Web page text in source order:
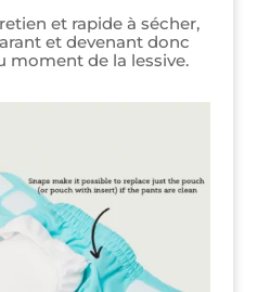
et rapide à sécher,
et devenant donc
moment de la lessive.